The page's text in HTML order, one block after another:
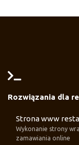
Rozwiązania dla
Strona www
Wykonanie strony
zamawiania online